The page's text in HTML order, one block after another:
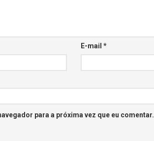
E-mail *
para a próxima vez que eu comentar.